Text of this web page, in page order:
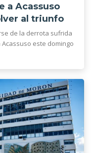
a Acassuso
al triunfo
de la derrota sufrida
este domingo